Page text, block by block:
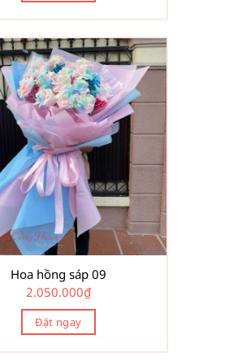
Hoa hồng sáp 09
2.050.000₫
Đặt ngay